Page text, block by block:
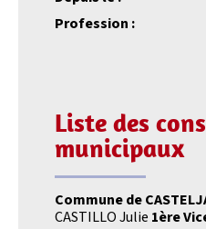
Profession :
Liste des
municipaux
Commune de
CASTILLO Julie 1ère